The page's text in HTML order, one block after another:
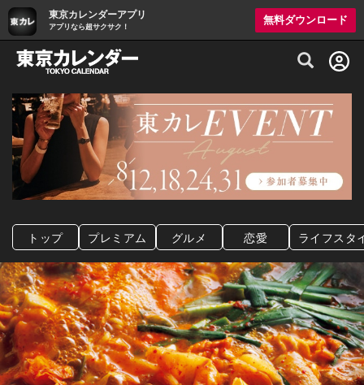
東京カレンダーアプリ
アプリなら超サクサク！
無料ダウンロード
グルメ情報・プレミアムレストラン予約
トップ プレミアム グルメ 恋愛 ライフスタ